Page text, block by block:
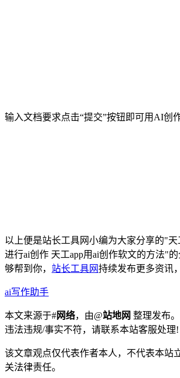
输入文档要求点击“提交”按钮即可用AI创
以上便是站长工具网小编为大家分享的"天
进行ai创作 天工app用ai创作软文的方法"
够帮到你， 站长工具网持续发布更多资讯
ai写作助手
本文来源于#网络，由@站地网 整理发布
违法违规/事实不符，请联系本站客服处理!
该文章观点仅代表作者本人，不代表本站
关法律责任。